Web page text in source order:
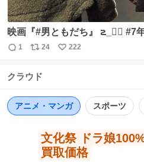
映画『#男ともだち』 ౽_✍🏻 #7
出す ⠀ 甘く、苦く、せつない
#成田凌 #井上祐貴 #中島歩 #咲
https://t.co/fYeLkOAGzj
返
数
1
リ
ス
数
24
い
222
クラウド
アニメ・マンガ スポーツ
文化祭 ドラ娘
買取価格